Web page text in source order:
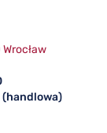
(handlowa)